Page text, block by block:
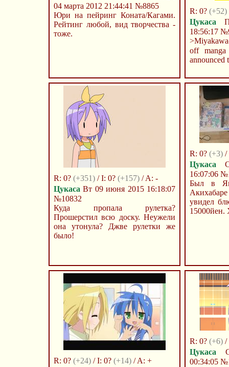
04 марта 2012 21:44:41 №8865
Юри на пейринг Коната/Кагами.
Рейтинг любой, вид творчества -
тоже.
R: 0? (+52)
Цукаса
18:56:17
off
announced
R: 0? (+351) / I: 0? (+157) / A: -
Цукаса Вт 09 июня 2015 16:18:07
№10832
Куда пропала рулетка?
Прошерстил всю доску. Неужели
она утонула? Джве рулетки же
было!
R: 0? (+3) /
Цукаса
16:07:06
Был в
увидел
15000йен.
R: 0? (+24) / I: 0? (+14) / A: +
R: 0? (+6) /
Цукаса
00:34:05